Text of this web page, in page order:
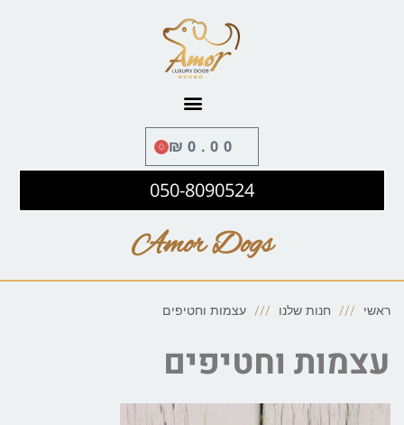
₪0.00
0
050-8090524
Amor Dogs
ראשי חנות שלנו עצמות וחטיפים
עצמות וחטיפים